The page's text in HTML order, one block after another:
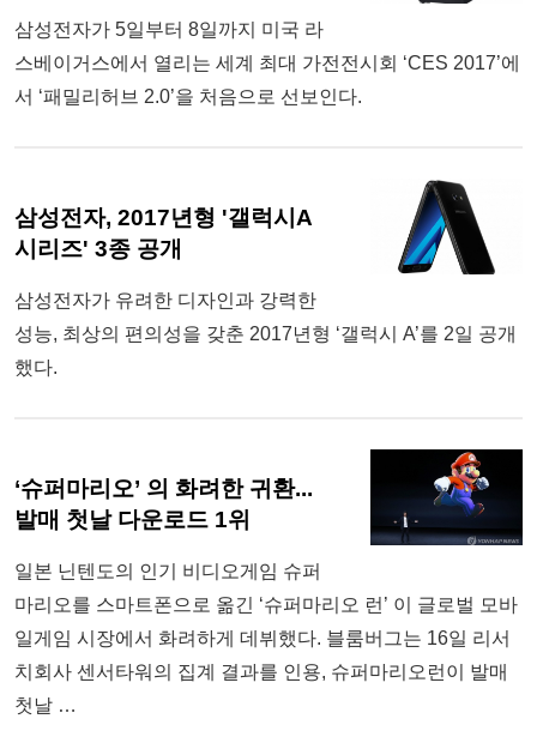
삼성전자가 5일부터 8일까지 미국 라
스베이거스에서 열리는 세계 최대 가전전시회 ‘CES 2017’에
서 ‘패밀리허브 2.0’을 처음으로 선보인다.
삼성전자, 2017년형 '갤럭시A
시리즈' 3종 공개
삼성전자가 유려한 디자인과 강력한
성능, 최상의 편의성을 갖춘 2017년형 ‘갤럭시 A’를 2일 공개
했다.
‘슈퍼마리오’ 의 화려한 귀환...
발매 첫날 다운로드 1위
일본 닌텐도의 인기 비디오게임 슈퍼
마리오를 스마트폰으로 옮긴 ‘슈퍼마리오 런’ 이 글로벌 모바
일게임 시장에서 화려하게 데뷔했다. 블룸버그는 16일 리서
치회사 센서타워의 집계 결과를 인용, 슈퍼마리오런이 발매
첫날 …